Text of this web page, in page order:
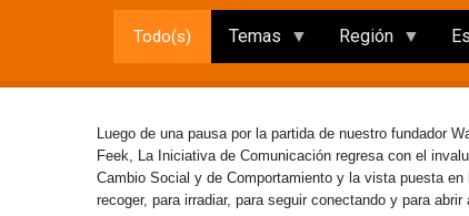
Todo(s) Temas Región
Luego de una pausa por la partida de nuestro fundador
Feek, La Iniciativa de Comunicación regresa con el
Cambio Social y de Comportamiento y la vista puesta
recoger, para irradiar, para seguir conectando y para